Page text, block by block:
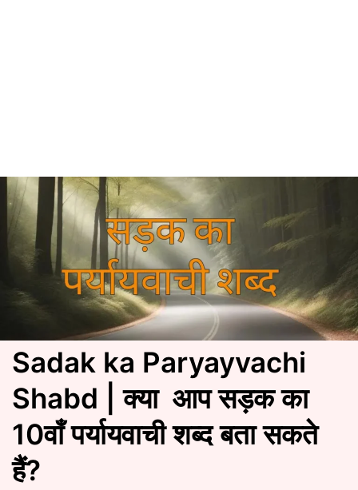
Sadak ka Paryayvachi
Shabd | क्या आप सड़क का
10वाँ पर्यायवाची शब्द बता सकते
हैं?